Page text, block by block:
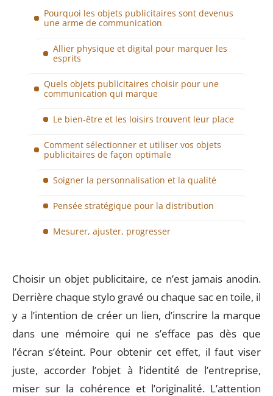
Pourquoi les objets publicitaires sont devenus
une arme de communication
Allier physique et digital pour marquer les
esprits
Quels objets publicitaires choisir pour une
communication qui marque
Le bien-être et les loisirs trouvent leur place
Comment sélectionner et utiliser vos objets
publicitaires de façon optimale
Soigner la personnalisation et la qualité
Pensée stratégique pour la distribution
Mesurer, ajuster, progresser
Choisir un objet publicitaire, ce n’est jamais anodin.
Derrière chaque stylo gravé ou chaque sac en toile, il
y a l’intention de créer un lien, d’inscrire la marque
dans une mémoire qui ne s’efface pas dès que
l’écran s’éteint. Pour obtenir cet effet, il faut viser
juste, accorder l’objet à l’identité de l’entreprise,
miser sur la cohérence et l’originalité. L’attention